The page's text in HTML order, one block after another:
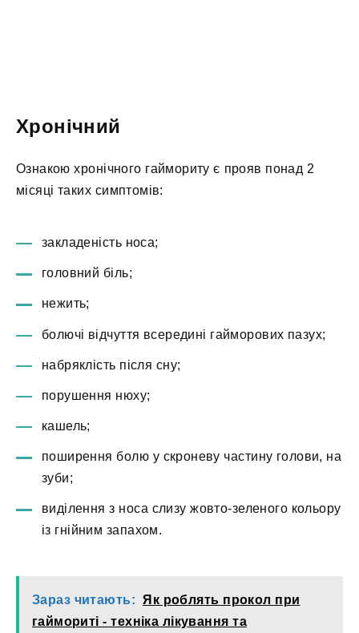
Хронічний
Ознакою хронічного гаймориту є прояв понад 2
місяці таких симптомів:
закладеність носа;
головний біль;
нежить;
болючі відчуття всередині гайморових пазух;
набряклість після сну;
порушення нюху;
кашель;
поширення болю у скроневу частину голови, на
зуби;
виділення з носа слизу жовто-зеленого кольору
із гнійним запахом.
Зараз читають: Як роблять прокол при
гаймориті - техніка лікування та